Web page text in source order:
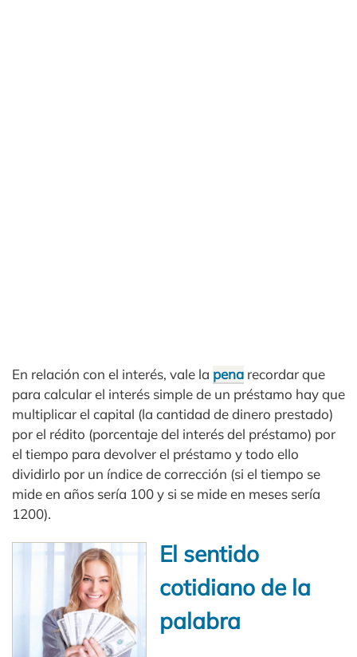
En relación con el interés, vale la pena recordar que
para calcular el interés simple de un préstamo hay que
multiplicar el capital (la cantidad de dinero prestado)
por el rédito (porcentaje del interés del préstamo) por
el tiempo para devolver el préstamo y todo ello
dividirlo por un índice de corrección (si el tiempo se
mide en años sería 100 y si se mide en meses sería
1200).
El sentido
cotidiano de la
palabra